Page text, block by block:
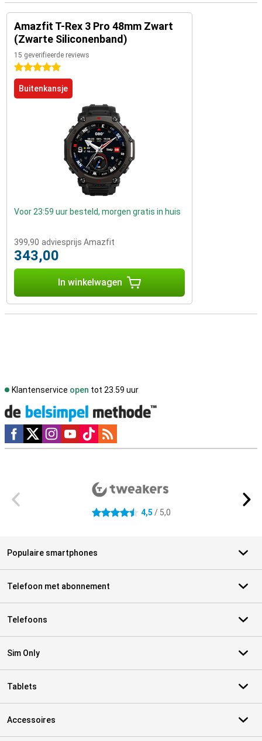
Amazfit T-Rex 3 Pro 48mm Zwart
(Zwarte Siliconenband)
15 geverifieerde reviews
5 sterren
Buitenkansje
Voor 23:59 uur besteld, morgen gratis in huis
399,90 adviesprijs Amazfit
343,00
In winkelwagen
Klantenservice open tot 23.59 uur
Social media
4.5 sterren 4,5 / 5,0
Populaire smartphones
Telefoon met abonnement
Telefoons
Sim Only
Tablets
Accessoires